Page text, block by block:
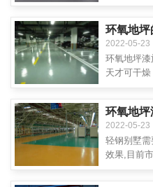
环氧地坪
2022-05-23
环氧地坪
天才可干
环氧地坪
2022-05-23
轻钢别墅
效果,目前